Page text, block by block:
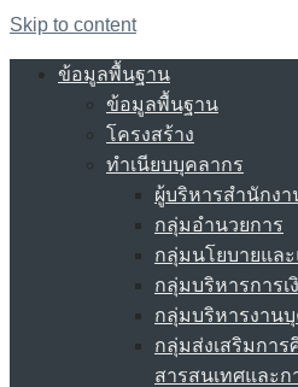
Skip to content
ข้อมูลพื้นฐาน
ข้อมูลพื้นฐาน
โครงสร้าง
ทำเนียบบุคลากร
ผู้บริหารสำนักงา
กลุ่มอำนวยการ
กลุ่มนโยบายแล
กลุ่มบริหารการ
กลุ่มบริหารงาน
กลุ่มส่งเสริมการ
สารสนเทศและก